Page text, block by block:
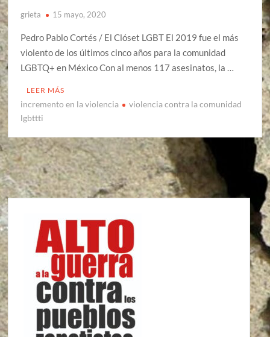
grieta 15 mayo, 2020
Pedro Pablo Cortés / El Clóset LGBT El 2019 fue el más
violento de los últimos cinco años para la comunidad
LGBTQ+ en México Con al menos 117 asesinatos, la …
LEER MÁS
incremento en la violencia
violencia contra la comunidad
lgbttti